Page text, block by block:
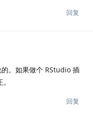
回复
。如果做个 RStudio 插
回复